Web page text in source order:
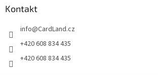
Kontakt
info@CardLand.cz
+420 608 834 435
+420 608 834 435